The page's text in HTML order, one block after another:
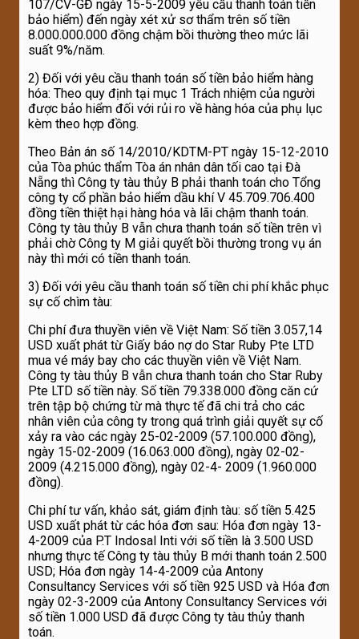
107/CV-GĐ ngày 15-5-2009 yêu cầu thanh toán tiền
bảo hiểm) đến ngày xét xử sơ thẩm trên số tiền
8.000.000.000 đồng chậm bồi thường theo mức lãi
suất 9%/năm.
2) Đối với yêu cầu thanh toán số tiền bảo hiểm hàng
hóa: Theo quy định tại mục 1 Trách nhiệm của người
được bảo hiểm đối với rủi ro về hàng hóa của phụ lục
kèm theo hợp đồng.
Theo Bản án số 14/2010/KDTM-PT ngày 15-12-2010
của Tòa phúc thẩm Tòa án nhân dân tối cao tại Đà
Nẵng thì Công ty tàu thủy B phải thanh toán cho Tổng
công ty cổ phần bảo hiểm dầu khí V 45.709.706.400
đồng tiền thiệt hại hàng hóa và lãi chậm thanh toán.
Công ty tàu thủy B vẫn chưa thanh toán số tiền trên vì
phải chờ Công ty M giải quyết bồi thường trong vụ án
này thì mới có tiền thanh toán.
3) Đối với yêu cầu thanh toán số tiền chi phí khắc phục
sự cố chìm tàu:
Chi phí đưa thuyền viên về Việt Nam: Số tiền 3.057,14
USD xuất phát từ Giấy báo nợ do Star Ruby Pte LTD
mua vé máy bay cho các thuyền viên về Việt Nam.
Công ty tàu thủy B vẫn chưa thanh toán cho Star Ruby
Pte LTD số tiền này. Số tiền 79.338.000 đồng căn cứ
trên tập bộ chứng từ mà thực tế đã chi trả cho các
nhân viên của công ty trong quá trình giải quyết sự cố
xảy ra vào các ngày 25-02-2009 (57.100.000 đồng),
ngày 15-02-2009 (16.063.000 đồng), ngày 02-02-
2009 (4.215.000 đồng), ngày 02-4- 2009 (1.960.000
đồng).
Chi phí tư vấn, khảo sát, giám định tàu: số tiền 5.425
USD xuất phát từ các hóa đơn sau: Hóa đơn ngày 13-
4-2009 của P.T Indosal Inti với số tiền là 3.500 USD
nhưng thực tế Công ty tàu thủy B mới thanh toán 2.500
USD; Hóa đơn ngày 14-4-2009 của Antony
Consultancy Services với số tiền 925 USD và Hóa đơn
ngày 02-3-2009 của Antony Consultancy Services với
số tiền 1.000 USD đã được Công ty tàu thủy thanh
toán.